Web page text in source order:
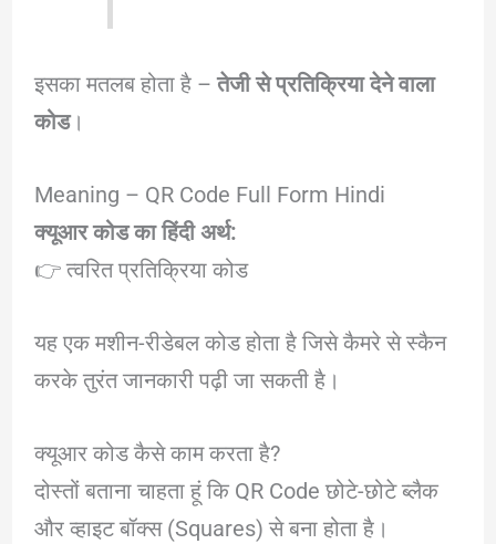
इसका मतलब होता है –तेजी से प्रतिक्रिया देने वाला
कोड।
Meaning – QR Code Full Form Hindi
क्यूआर कोड का हिंदी अर्थ:
👉 त्वरित प्रतिक्रिया कोड
यह एक मशीन-रीडेबल कोड होता है जिसे कैमरे से स्कैन
करके तुरंत जानकारी पढ़ी जा सकती है।
क्यूआर कोड कैसे काम करता है?
दोस्तों बताना चाहता हूं कि QR Code छोटे-छोटे ब्लैक
और व्हाइट बॉक्स (Squares) से बना होता है।